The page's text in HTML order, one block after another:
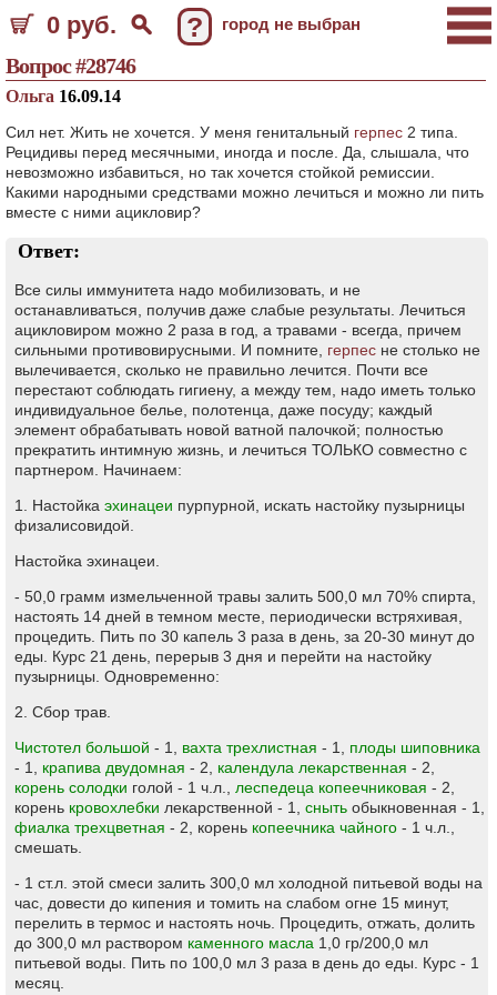
0 руб. ? город не выбран
Вопрос #28746
Ольга 16.09.14
Сил нет. Жить не хочется. У меня генитальный герпес 2 типа.
Рецидивы перед месячными, иногда и после. Да, слышала, что
невозможно избавиться, но так хочется стойкой ремиссии.
Какими народными средствами можно лечиться и можно ли пить
вместе с ними ацикловир?
Ответ:
Все силы иммунитета надо мобилизовать, и не
останавливаться, получив даже слабые результаты. Лечиться
ацикловиром можно 2 раза в год, а травами - всегда, причем
сильными противовирусными. И помните, герпес не столько не
вылечивается, сколько не правильно лечится. Почти все
перестают соблюдать гигиену, а между тем, надо иметь только
индивидуальное белье, полотенца, даже посуду; каждый
элемент обрабатывать новой ватной палочкой; полностью
прекратить интимную жизнь, и лечиться ТОЛЬКО совместно с
партнером. Начинаем:
1. Настойка эхинацеи пурпурной, искать настойку пузырницы
физалисовидой.
Настойка эхинацеи.
- 50,0 грамм измельченной травы залить 500,0 мл 70% спирта,
настоять 14 дней в темном месте, периодически встряхивая,
процедить. Пить по 30 капель 3 раза в день, за 20-30 минут до
еды. Курс 21 день, перерыв 3 дня и перейти на настойку
пузырницы. Одновременно:
2. Сбор трав.
Чистотел большой - 1, вахта трехлистная - 1, плоды шиповника
- 1, крапива двудомная - 2, календула лекарственная - 2,
корень солодки голой - 1 ч.л., леспедеца копеечниковая - 2,
корень кровохлебки лекарственной - 1, сныть обыкновенная - 1,
фиалка трехцветная - 2, корень копеечника чайного - 1 ч.л.,
смешать.
- 1 ст.л. этой смеси залить 300,0 мл холодной питьевой воды на
час, довести до кипения и томить на слабом огне 15 минут,
перелить в термос и настоять ночь. Процедить, отжать, долить
до 300,0 мл раствором каменного масла 1,0 гр/200,0 мл
питьевой воды. Пить по 100,0 мл 3 раза в день до еды. Курс - 1
месяц.